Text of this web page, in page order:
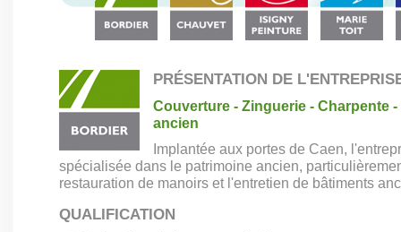
PRÉSENTATION DE
Couverture - Zinguerie - Charpente
ancien
Implantée aux portes de Caen,
spécialisée dans le patrimoine ancien,
restauration de manoirs et l'entretien de bâtiments
QUALIFICATION